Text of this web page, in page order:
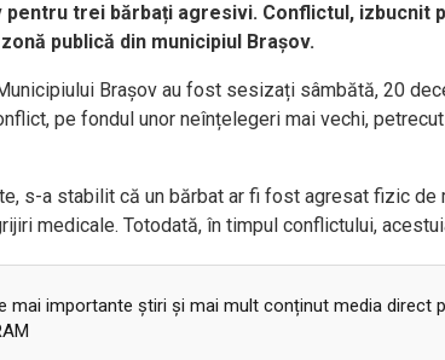
trei bărbați agresivi. Conflictul, izbucnit
publică din municipiul Brașov.
Brașov au fost sesizați sâmbătă, 20
pe fondul unor neînțelegeri mai vechi,
s-a stabilit că un bărbat ar fi fost agresat fizic
medicale. Totodată, în timpul conflictului,
mai importante știri și mai mult conținut media direct